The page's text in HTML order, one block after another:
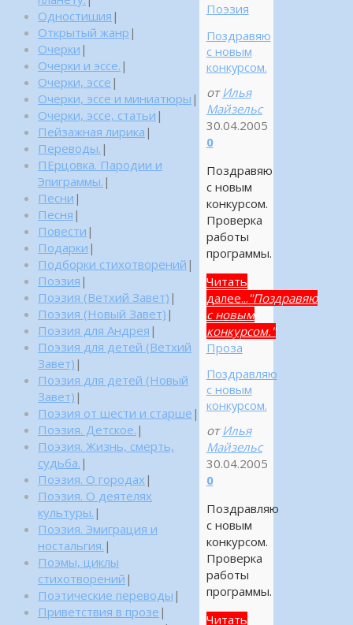
Поэзия
Поздравяю
с новым
конкурсом.
от Илья
Майзельс
30.04.2005
0
Поздравяю
с новым
конкурсом.
Проверка
работы
программы.
Читать
далее... "Поздравяю
с новым
конкурсом."
Проза
Поздравляю
с новым
конкурсом.
от Илья
Майзельс
30.04.2005
0
Поздравляю
с новым
конкурсом.
Проверка
работы
программы.
Читать
Одностишия |
Открытый жанр |
Очерки |
Очерки и эссе. |
Очерки, эссе |
Очерки, эссе и миниатюры |
Очерки, эссе, статьи |
Пейзажная лирика |
Переводы. |
ПЕрцовка. Пародии и
Эпиграммы. |
Песни |
Песня |
Повести |
Подарки |
Подборки стихотворений |
Поэзия |
Поэзия (Ветхий Завет) |
Поэзия (Новый Завет) |
Поэзия для Андрея |
Поэзия для детей (Ветхий
Завет) |
Поэзия для детей (Новый
Завет) |
Поэзия от шести и старше |
Поэзия. Детское. |
Поэзия. Жизнь, смерть,
судьба. |
Поэзия. О городах |
Поэзия. О деятелях
культуры. |
Поэзия. Эмиграция и
ностальгия. |
Поэмы, циклы
стихотворений |
Поэтические переводы |
Приветствия в прозе |